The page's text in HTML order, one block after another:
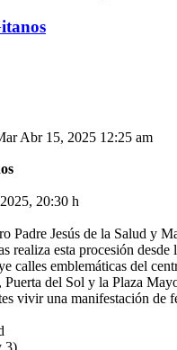
Abr 15, 2025 12:25 am
20:30 h
Padre Jesús de la Salud y
realiza esta procesión desde
calles emblemáticas del
del Sol y la Plaza
vivir una manifestación de